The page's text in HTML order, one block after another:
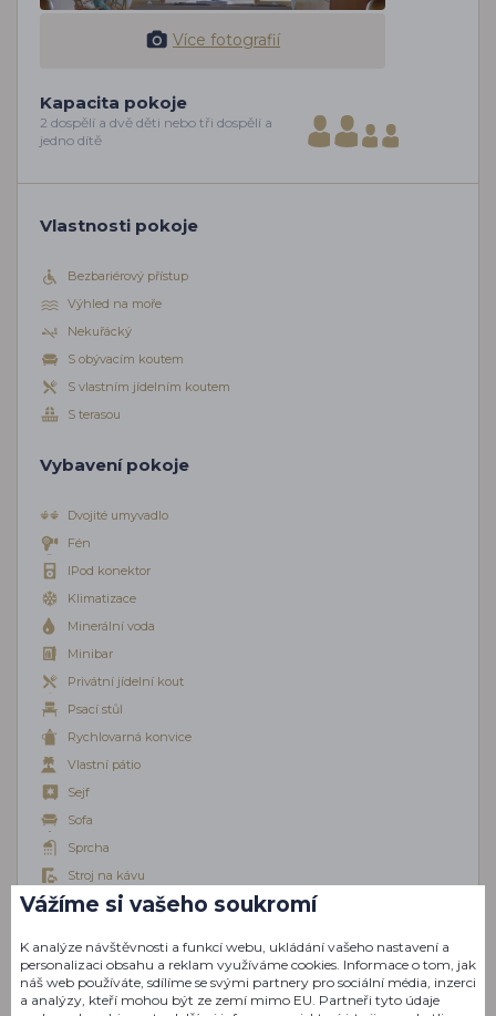
Více fotografií
Kapacita pokoje
2 dospělí a dvě děti nebo tři dospělí a
jedno dítě
Vlastnosti pokoje
Bezbariérový přístup
Výhled na moře
Nekuřácký
S obývacím koutem
S vlastním jídelním koutem
S terasou
Vybavení pokoje
Dvojité umyvadlo
Fén
IPod konektor
Klimatizace
Minerální voda
Minibar
Privátní jídelní kout
Psací stůl
Rychlovarná konvice
Vlastní pátio
Sejf
Sofa
Sprcha
Stroj na kávu
Stropní větrák
Telefon
Televize
Vážíme si vašeho soukromí
K analýze návštěvnosti a funkcí webu, ukládání vašeho nastavení a
personalizaci obsahu a reklam využíváme cookies. Informace o tom, jak
náš web používáte, sdílíme se svými partnery pro sociální média, inzerci
a analýzy, kteří mohou být ze zemí mimo EU. Partneři tyto údaje